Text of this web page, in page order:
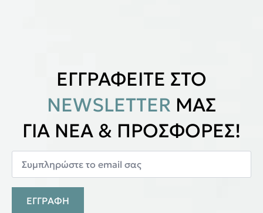
ΕΓΓΡΑΦΕΙΤΕ ΣΤΟ
NEWSLETTER ΜΑΣ
ΓΙΑ ΝΕΑ & ΠΡΟΣΦΟΡΕΣ!
ΕΓΓΡΑΦΗ